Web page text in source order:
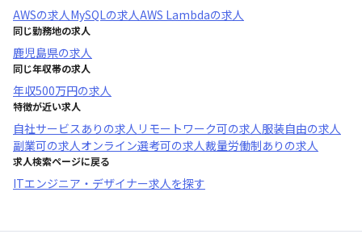
AWSの求人MySQLの求人AWS Lambdaの求人
同じ勤務地の求人
鹿児島県の求人
同じ年収帯の求人
年収500万円の求人
特徴が近い求人
自社サービスあり の求人 リモートワーク可の求人服装自由の求人
副業可の求人オンライン選考可の求人裁量労働制あり の求人
求人検索ページに戻る
ITエンジニア・デザイナー求人を探す